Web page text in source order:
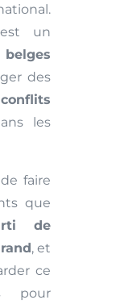
un
des
les
faire
que
de
, et
ce
pour